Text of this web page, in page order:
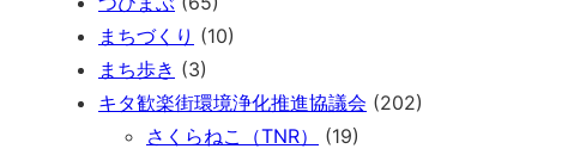
まちづくり (10)
まち歩き (3)
キタ歓楽街環境浄化推進協議会 (202)
さくらねこ（TNR）
(19)